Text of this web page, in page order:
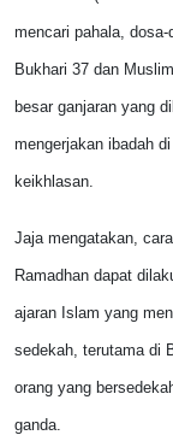
mencari pahala,
Bukhari 37 dan
besar ganjaran yang
mengerjakan ibadah
keikhlasan.
Jaja mengatakan,
Ramadhan dapat
ajaran Islam yang
sedekah, terutama di
orang yang
ganda.